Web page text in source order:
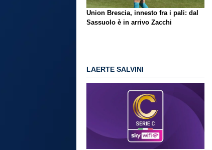
Union Brescia, innesto fra i pali: dal
Sassuolo è in arrivo Zacchi
LAERTE SALVINI